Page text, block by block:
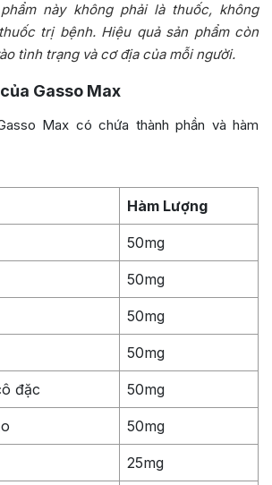
này không phải là thuốc, không
trị bệnh. Hiệu quả sản phẩm còn
tình trạng và cơ địa của mỗi người.
Gasso Max
Max có chứa thành phần và hàm
Hàm Lượng
50mg
50mg
50mg
50mg
đặc 50mg
50mg
25mg